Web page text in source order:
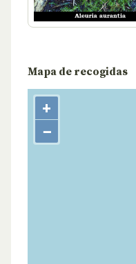
Mapa de recogidas
+
−